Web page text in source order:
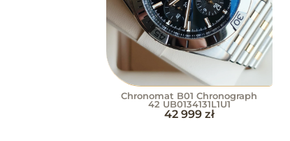
Chronomat B01 Chronograph
42 UB0134131L1U1
42 999 zł